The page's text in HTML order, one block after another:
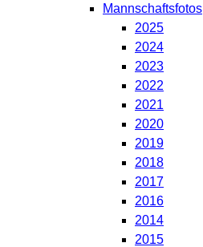
Mannschaftsfotos
2025
2024
2023
2022
2021
2020
2019
2018
2017
2016
2014
2015